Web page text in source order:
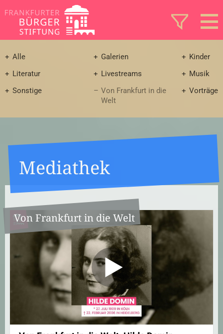
Alle Galerien
Kinder
Literatur
Livestreams
Musik
Sonstige
Von Frankfurt in die
Welt
Vorträge
Mediathek
Von Frankfurt in die Welt